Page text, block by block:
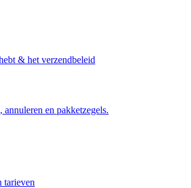
& het verzendbeleid
en pakketzegels.
tarieven